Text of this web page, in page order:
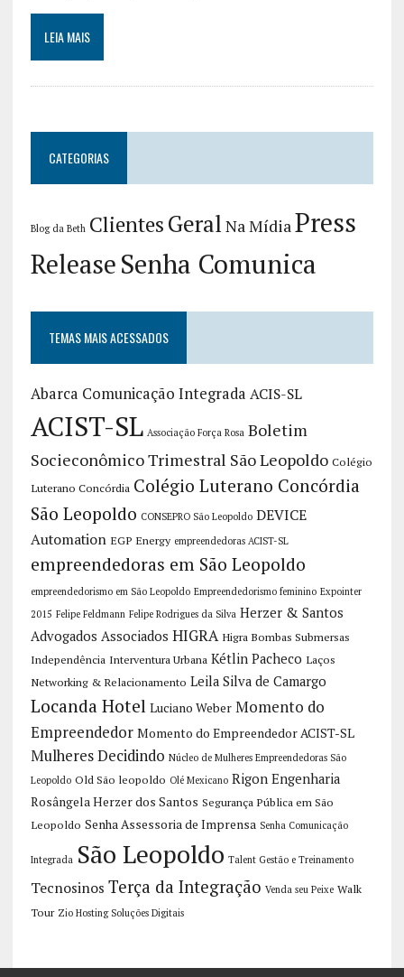
LEIA MAIS
CATEGORIAS
Blog da Beth ClientesGeral Na MídiaPress
ReleaseSenha Comunica
TEMAS MAIS ACESSADOS
Abarca Comunicação Integrada ACIS-SL
ACIST-SL Associação Força Rosa Boletim
Socieconômico Trimestral São Leopoldo Colégio
Luterano Concórdia Colégio Luterano Concórdia
São Leopoldo CONSEPRO São Leopoldo DEVICE
Automation EGP Energy empreendedoras ACIST-SL
empreendedoras em São Leopoldo
empreendedorismo em São Leopoldo Empreendedorismo feminino Expointer
2015 Felipe Feldmann Felipe Rodrigues da Silva Herzer & Santos
Advogados Associados HIGRA Higra Bombas Submersas
Independência Interventura Urbana Kétlin Pacheco Laços
Networking & Relacionamento Leila Silva de Camargo
Locanda Hotel Luciano Weber Momento do
Empreendedor Momento do Empreendedor ACIST-SL
Mulheres Decidindo Núcleo de Mulheres Empreendedoras São
Leopoldo Old São leopoldo Olé Mexicano Rigon Engenharia
Rosângela Herzer dos Santos Segurança Pública em São
Leopoldo Senha Assessoria de Imprensa Senha Comunicação
Integrada São Leopoldo Talent Gestão e Treinamento
Tecnosinos Terça da Integração Venda seu Peixe Walk
Tour Zio Hosting Soluções Digitais